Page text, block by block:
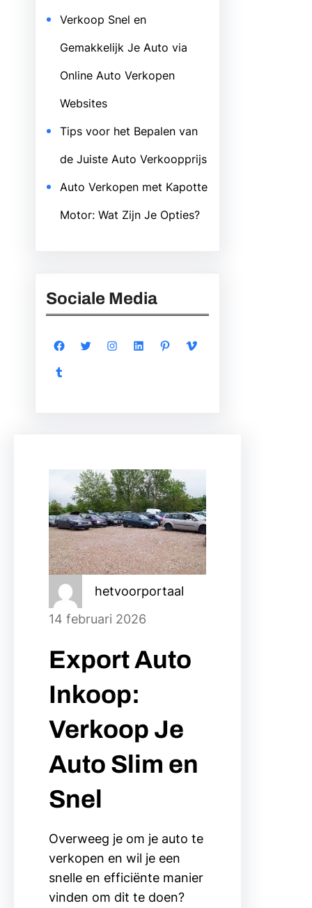
Verkoop Snel en
Gemakkelijk Je Auto via
Online Auto Verkopen
Websites
Tips voor het Bepalen van
de Juiste Auto Verkoopprijs
Auto Verkopen met Kapotte
Motor: Wat Zijn Je Opties?
Sociale Media
Facebook Twitter Instagram LinkedIn Pinterest
Vimeo
Tumblr
hetvoorportaal
14 februari 2026
Export Auto
Inkoop:
Verkoop Je
Auto Slim en
Snel
Overweeg je om je auto te
verkopen en wil je een
snelle en efficiënte manier
vinden om dit te doen?